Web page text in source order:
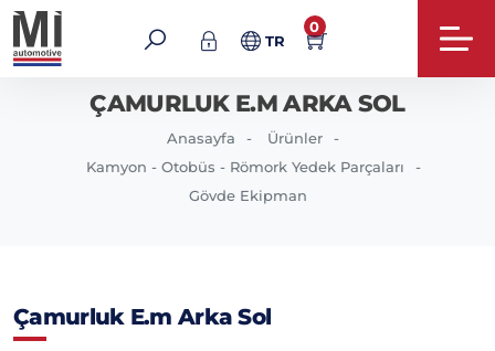
TR
0
ÇAMURLUK E.M ARKA SOL
Anasayfa
Ürünler
Kamyon - Otobüs - Römork Yedek Parçaları
Gövde Ekipman
Çamurluk E.m Arka Sol